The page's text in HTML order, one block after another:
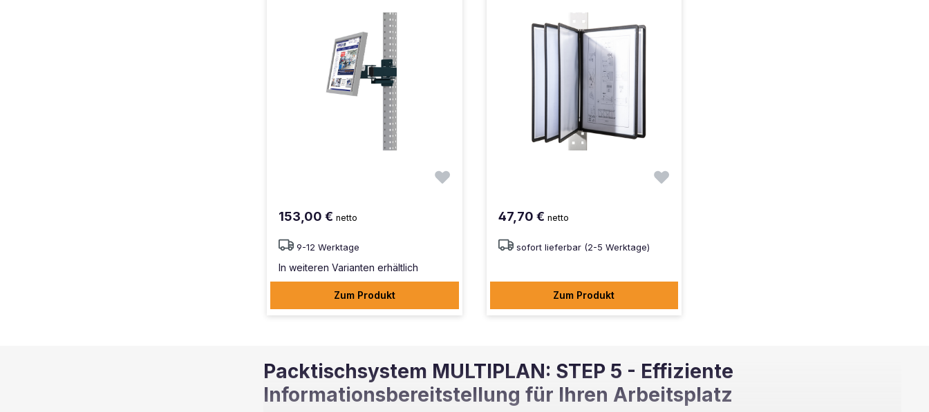
153,00 € netto
9-12 Werktage
In weiteren Varianten erhältlich
Zum Produkt
47,70 € netto
sofort lieferbar (2-5 Werktage)
Zum Produkt
Packtischsystem MULTIPLAN: STEP 5 - Effiziente
Informationsbereitstellung für Ihren Arbeitsplatz